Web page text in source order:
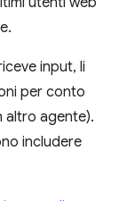
input, li
per conto
altro agente).
includere